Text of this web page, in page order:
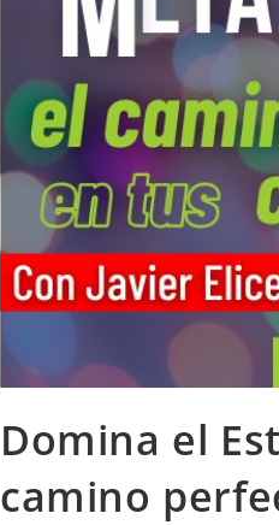
Domina el
camino